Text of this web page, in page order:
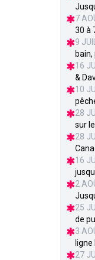
7
30 à
9
16
&
10
28
sur
28
16
2
25
de
3
27